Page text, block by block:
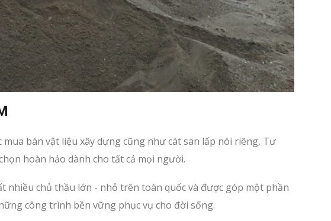
bán vật liệu xây dựng cũng như cát san lấp nói riêng, Tư
hoàn hảo dành cho tất cả mọi người.
nhiều chủ thầu lớn - nhỏ trên toàn quốc và được góp một phần
công trình bền vững phục vụ cho đời sống.